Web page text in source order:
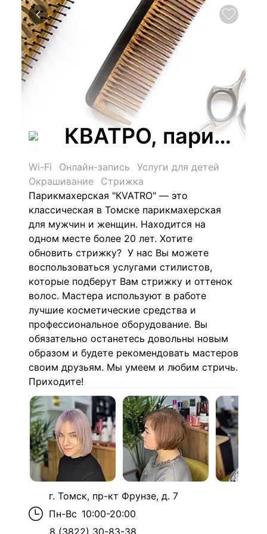
КВАТРО,
Wi-Fi Онлайн-запись
Услуги для детей
Окрашивание
Стрижка
Парикмахерская "КVATRO" — это
классическая в Томске парикмахерская
для мужчин и женщин. Находится на
одном месте более 20 лет. Хотите
обновить стрижку? У нас Вы можете
воспользоваться услугами стилистов,
которые подберут Вам стрижку и оттенок
волос. Мастера используют в работе
лучшие косметические средства и
профессиональное оборудование. Вы
обязательно останетесь довольны новым
образом и будете рекомендовать мастеров
своим друзьям. Мы умеем и любим стричь.
Приходите!
г. Томск, пр-кт Фрунзе, д. 7
Пн-Вс 10:00-20:00
8 (3822) 30-83-38